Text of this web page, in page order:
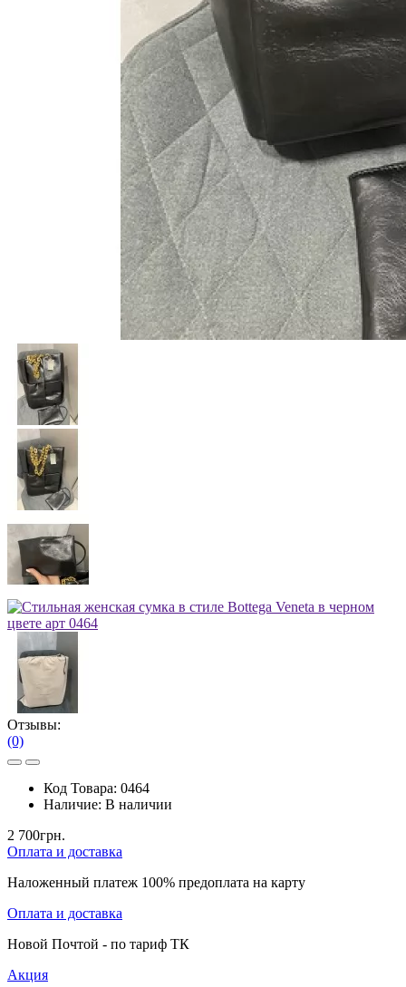
Отзывы:
(0)
Код Товара: 0464
Наличие: В наличии
2 700грн.
Оплата и доставка
Наложенный платеж 100% предоплата на карту
Оплата и доставка
Новой Почтой - по тариф ТК
Акция